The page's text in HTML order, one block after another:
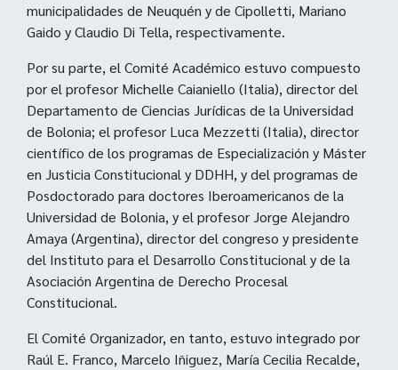
municipalidades de Neuquén y de Cipolletti, Mariano
Gaido y Claudio Di Tella, respectivamente.
Por su parte, el Comité Académico estuvo compuesto
por el profesor Michelle Caianiello (Italia), director del
Departamento de Ciencias Jurídicas de la Universidad
de Bolonia; el profesor Luca Mezzetti (Italia), director
científico de los programas de Especialización y Máster
en Justicia Constitucional y DDHH, y del programas de
Posdoctorado para doctores Iberoamericanos de la
Universidad de Bolonia, y el profesor Jorge Alejandro
Amaya (Argentina), director del congreso y presidente
del Instituto para el Desarrollo Constitucional y de la
Asociación Argentina de Derecho Procesal
Constitucional.
El Comité Organizador, en tanto, estuvo integrado por
Raúl E. Franco, Marcelo Iñiguez, María Cecilia Recalde,